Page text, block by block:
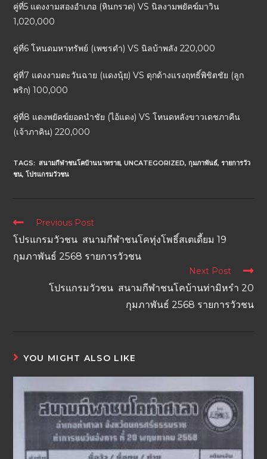
คู่ที่5 แดงงามสองอำเภอ (หินกรวด) VS นิลงามพยัคฆ์มาวิน
1,020,000
คู่ที่6 โหนดมหาทรัพย์ (เพชรดำ) VS นิลบ้าพลัง 220,000
คู่ที่7 แดงงามตะวันฉาย (แดงนุ้ย) VS ดุกด้างแรงฤทธิ์พิชิตชัย (ลูก
พริก) 100,000
คู่ที่8 แดงพยัคฆ์ยอดนำชัย (ไอ้แดง) VS โหนดหลังขาวเดชภาคืน
(เจ้าภาคิน) 220,000
TAGS: สนามกีฬาชนโคบ้านนาทราย, UNCATEGORIZED, กุมภาพันธ์, รายการวัว
ชน, โปรแกรมวัวชน
Previous Post
โปรแกรมวัวชน สนามกีฬาชนโคทุ่งโพธิ์สเตเดี้ยม 19
กุมภาพันธ์ 2568 รายการวัวชน
Next Post
โปรแกรมวัวชน สนามกีฬาชนโคบ้านท่ามิหรำ 20
กุมภาพันธ์ 2568 รายการวัวชน
YOU MIGHT ALSO LIKE